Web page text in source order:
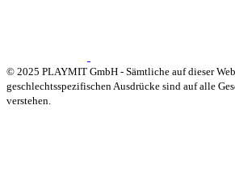
© 2025 PLAYMIT GmbH - Sämtliche auf dieser
geschlechtsspezifischen Ausdrücke sind auf alle
verstehen.